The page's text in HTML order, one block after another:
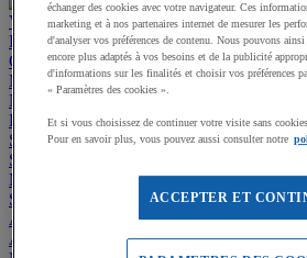
Voir toutes les catégories
Promotions
Offre responsable
Manutan Expert
Nos services
Equipement multisport
Sports collectifs
Sports de raquettes
Musculation et Fitness
Sports outdoor
Aménagement extérieur - Stades, Aires de
Aménagement intérieur - Gymnases et
échanger des cookies avec votre navigateur. Ces
marketing et à nos partenaires internet de mesurer les
d'analyser vos préférences de contenu. Nous pouvons
encore plus adaptés à vos besoins et de la publicité
d'informations sur les finalités et choisir vos préférences
« Paramètres des cookies ».
Et si vous choisissez de continuer votre visite sans
Pour en savoir plus, vous pouvez aussi consulter notre
ACCEPTER ET